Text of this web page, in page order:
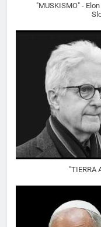
"MUSKISMO" -
"TIERRA